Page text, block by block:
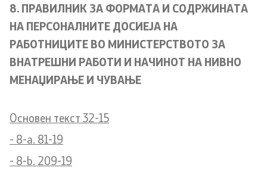
Free access to information
Management / Executives
Magazine
Service Expenditures
Accessibility Statement
8. ПРАВИЛНИК ЗА ФОРМАТА И СОДРЖИНАТА
НА ПЕРСОНАЛНИТЕ ДОСИЕЈА НА
РАБОТНИЦИТЕ ВО МИНИСТЕРСТВОТО ЗА
ВНАТРЕШНИ РАБОТИ И НАЧИНОТ НА НИВНО
МЕНАЏИРАЊЕ И ЧУВАЊЕ
Основен текст 32-15
- 8-a. 81-19
- 8-b. 209-19